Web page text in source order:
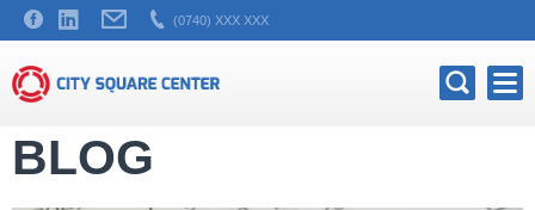
(0740) XXX XXX
BLOG